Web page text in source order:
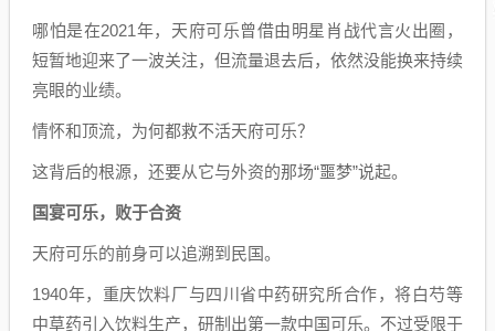
哪怕是在2021年，天府可乐曾借由明星肖战代言火出圈，
短暂地迎来了一波关注，但流量退去后，依然没能换来持续
亮眼的业绩。
情怀和顶流，为何都救不活天府可乐？
这背后的根源，还要从它与外资的那场“噩梦”说起。
国宴可乐，败于合资
天府可乐的前身可以追溯到民国。
1940年，重庆饮料厂与四川省中药研究所合作，将白芍等
中草药引入饮料生产，研制出第一款中国可乐。不过受限于